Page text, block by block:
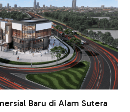
Baru di Alam Sutera